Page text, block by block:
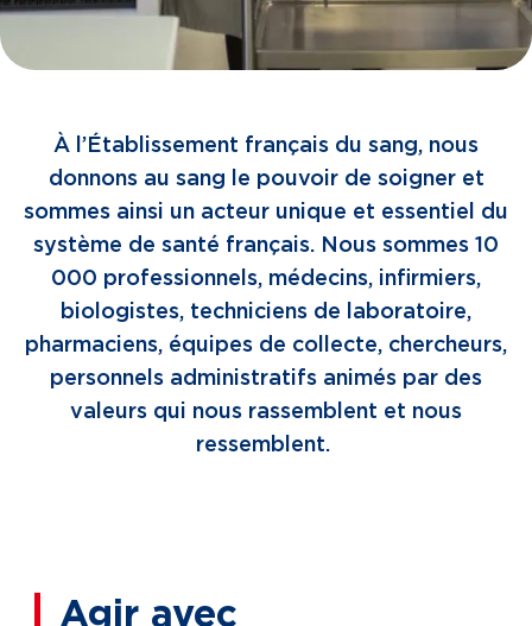
À l’Établissement français du sang, nous
donnons au sang le pouvoir de soigner et
sommes ainsi un acteur unique et essentiel du
système de santé français. Nous sommes 10
000 professionnels, médecins, infirmiers,
biologistes, techniciens de laboratoire,
pharmaciens, équipes de collecte, chercheurs,
personnels administratifs animés par des
valeurs qui nous rassemblent et nous
ressemblent.
Agir avec